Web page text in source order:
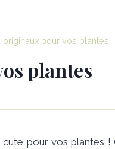
originaux pour vos plantes
plantes
pour vos plantes